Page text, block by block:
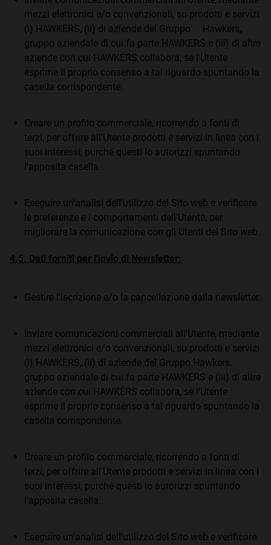
mezzi elettronici e/o convenzionali, su prodotti e servizi
(i) HAWKERS, (ii) di aziende del Gruppo Hawkers,
gruppo aziendale di cui fa parte HAWKERS e (iii) di altre
aziende con cui HAWKERS collabora, se l'Utente
esprime il proprio consenso a tal riguardo spuntando la
casella corrispondente.
Creare un profilo commerciale, ricorrendo a fonti di
terzi, per offrire all'Utente prodotti e servizi in linea con i
suoi interessi, purché questi lo autorizzi spuntando
l'apposita casella.
Eseguire un'analisi dell'utilizzo del Sito web e verificare
le preferenze e i comportamenti dell'Utente, per
migliorare la comunicazione con gli Utenti del Sito web.
4.5. Dati forniti per l'invio di Newsletter:
Gestire l'iscrizione e/o la cancellazione dalla newsletter.
Inviare comunicazioni commerciali all'Utente, mediante
mezzi elettronici e/o convenzionali, su prodotti e servizi
(i) HAWKERS, (ii) di aziende del Gruppo Hawkers,
gruppo aziendale di cui fa parte HAWKERS e (iii) di altre
aziende con cui HAWKERS collabora, se l'Utente
esprime il proprio consenso a tal riguardo spuntando la
casella corrispondente.
Creare un profilo commerciale, ricorrendo a fonti di
terzi, per offrire all'Utente prodotti e servizi in linea con i
suoi interessi, purché questi lo autorizzi spuntando
l'apposita casella.
Eseguire un'analisi dell'utilizzo del Sito web e verificare